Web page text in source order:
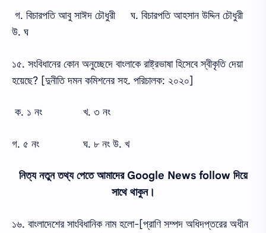
গ. বিচারপতি আবু সাঈদ চৌধুরী
ঘ. বিচারপতি আহসান উদ্দিন চৌধুরী
উ. ঘ
১৫. সংবিধানের কোন অনুচ্ছেদে বাংলাকে রাষ্ট্রভাষা হিসেবে স্বীকৃতি দেয়া
হয়েছে? [দুনীতি দমন কমিশনের সহ. পরিচালক: ২০২০]
ক. ১ নং খ. ৩ নং
গ. ৫ নং ঘ. ৮ নং উ. খ
নিত্য নতুন তথ্য পেতে আমাদের Google News follow দিয়ে
সাথে থাকুন।
১৬. বাংলাদেশের সাংবিধানিক নাম হলো-[প্রাণি সম্পদ অধিদপ্তরের অধীন